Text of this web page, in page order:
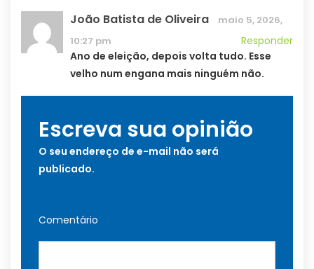
João Batista de Oliveira
maio 5, 2026,
10:27 pm
Responder
Ano de eleição, depois volta tudo. Esse
velho num engana mais ninguém não.
Escreva sua opinião
O seu endereço de e-mail não será
publicado.
Comentário